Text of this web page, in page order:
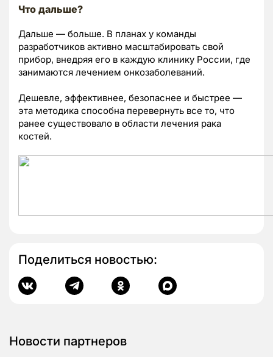
Что дальше?
Дальше — больше. В планах у команды
разработчиков активно масштабировать свой
прибор, внедряя его в каждую клинику России, где
занимаются лечением онкозаболеваний.
Дешевле, эффективнее, безопаснее и быстрее —
эта методика способна перевернуть все то, что
ранее существовало в области лечения рака
костей.
Поделиться новостью:
Новости партнеров